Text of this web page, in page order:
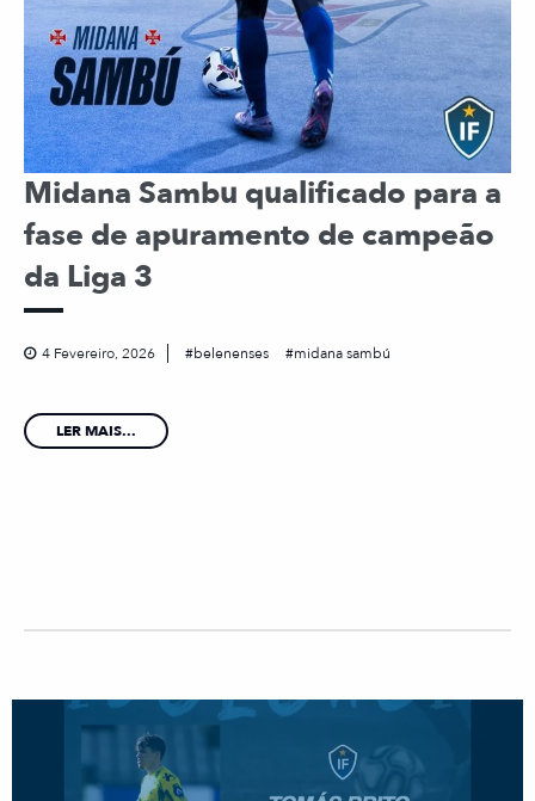
Midana Sambu qualificado para a
fase de apuramento de campeão
da Liga 3
4 Fevereiro, 2026 belenenses midana sambú
LER MAIS...